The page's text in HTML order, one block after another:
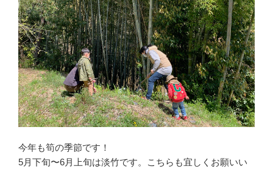
今年も筍の季節です！
5月下旬〜6月上旬は淡竹です。こちらも宜しくお願いい